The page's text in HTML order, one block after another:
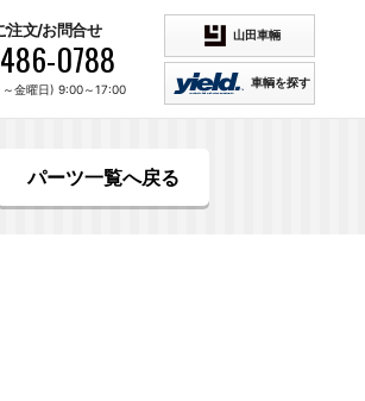
注文/お問合せ
0788
金曜日) 9:00～17:00
山田車輛
車輌を探す
パーツ一覧へ戻る